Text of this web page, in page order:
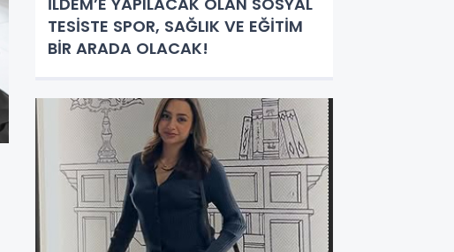
TESİSTE SPOR, SAĞLIK VE EĞİTİM
BİR ARADA OLACAK!